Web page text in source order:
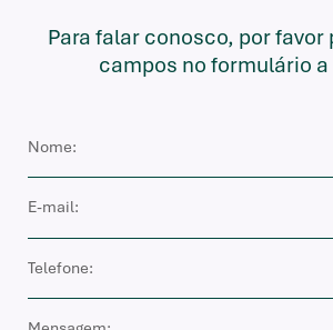
Para falar conosco, por favor
campos no formulário a